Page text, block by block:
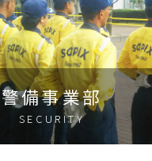
警備事業部
SECURITY